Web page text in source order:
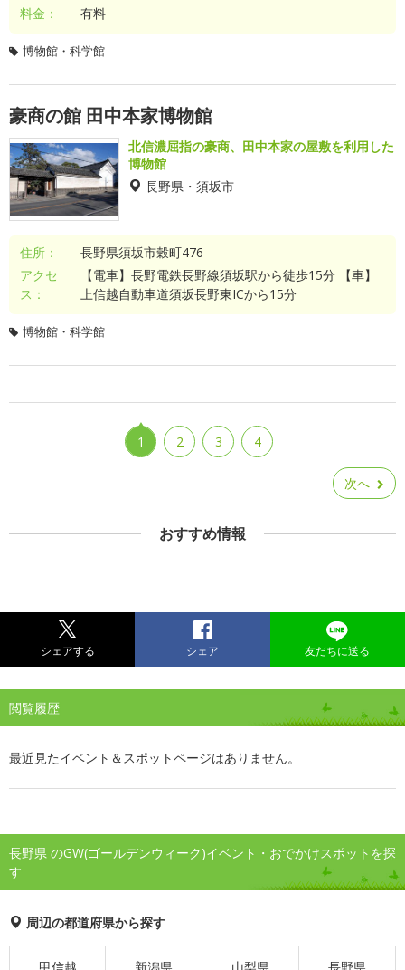
料金：
有料
博物館・科学館
豪商の館 田中本家博物館
北信濃屈指の豪商、田中本家の屋敷を利用した
博物館
長野県・須坂市
住所：
長野県須坂市穀町476
アクセ
ス：
【電車】長野電鉄長野線須坂駅から徒歩15分 【車】
上信越自動車道須坂長野東ICから15分
博物館・科学館
1 2 3 4
次へ
おすすめ情報
シェアする シェア 友だちに送る
閲覧履歴
最近見たイベント＆スポットページはありません。
長野県 のGW(ゴールデンウィーク)イベント・おでかけスポットを探
す
周辺の都道府県から探す